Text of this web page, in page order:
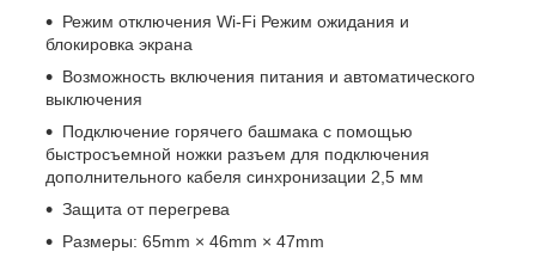
Режим отключения Wi-Fi Режим ожидания и
блокировка экрана
Возможность включения питания и автоматического
выключения
Подключение горячего башмака с помощью
быстросъемной ножки разъем для подключения
дополнительного кабеля синхронизации 2,5 мм
Защита от перегрева
Размеры: 65mm × 46mm × 47mm